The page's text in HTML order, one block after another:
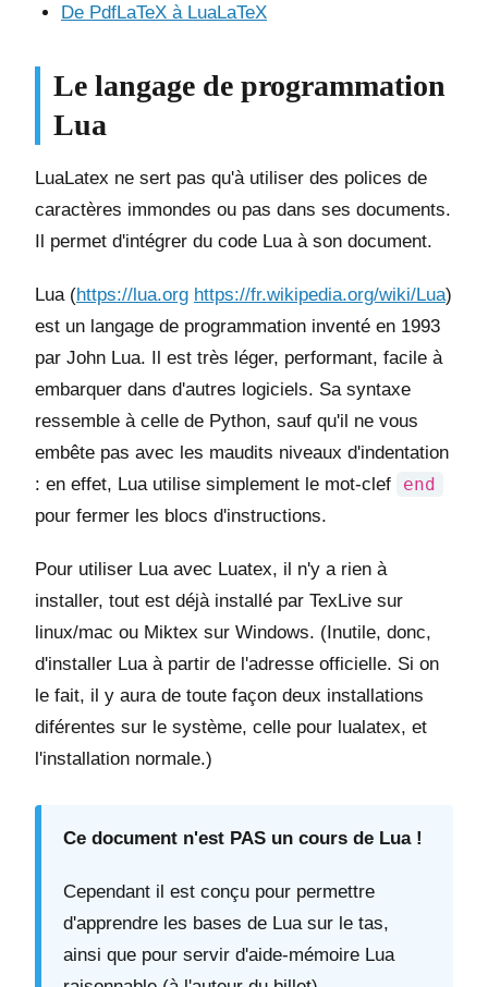
De PdfLaTeX à LuaLaTeX
Le langage de programmation
Lua
LuaLatex ne sert pas qu'à utiliser des polices de
caractères immondes ou pas dans ses documents.
Il permet d'intégrer du code Lua à son document.
Lua (https://lua.org https://fr.wikipedia.org/wiki/Lua)
est un langage de programmation inventé en 1993
par John Lua. Il est très léger, performant, facile à
embarquer dans d'autres logiciels. Sa syntaxe
ressemble à celle de Python, sauf qu'il ne vous
embête pas avec les maudits niveaux d'indentation
: en effet, Lua utilise simplement le mot-clef
end
pour fermer les blocs d'instructions.
Pour utiliser Lua avec Luatex, il n'y a rien à
installer, tout est déjà installé par TexLive sur
linux/mac ou Miktex sur Windows. (Inutile, donc,
d'installer Lua à partir de l'adresse officielle. Si on
le fait, il y aura de toute façon deux installations
diférentes sur le système, celle pour lualatex, et
l'installation normale.)
Ce document n'est PAS un cours de Lua !
Cependant il est conçu pour permettre
d'apprendre les bases de Lua sur le tas,
ainsi que pour servir d'aide-mémoire Lua